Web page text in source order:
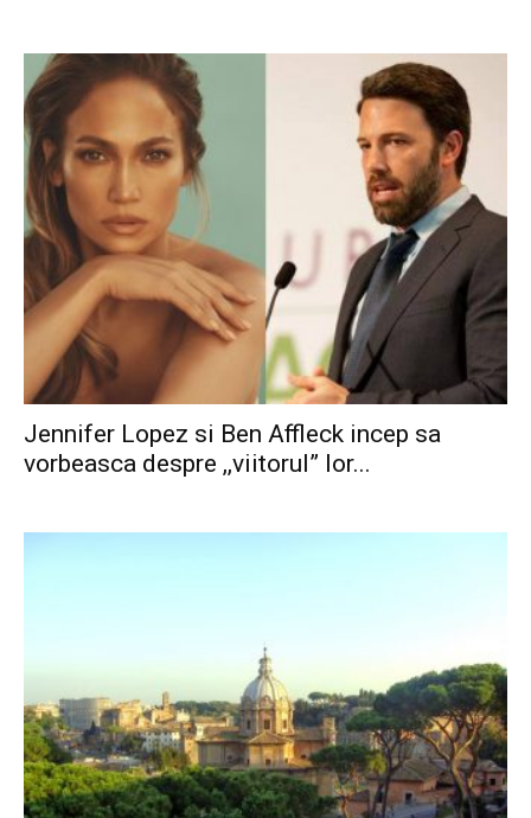
Jennifer Lopez si Ben Affleck incep sa
vorbeasca despre ,,viitorul” lor...